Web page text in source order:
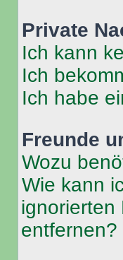
Private
Ich kann
Ich
Ich habe
Freunde
Wozu
Wie kann
ignorierten
entfernen?